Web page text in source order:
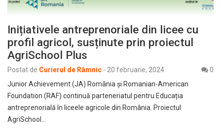
Inițiativele antreprenoriale din licee cu
profil agricol, susținute prin proiectul
AgriSchool Plus
Postat de Curierul de Râmnic - 20 februarie, 2024
0
Junior Achievement (JA) România și Romanian-American
Foundation (RAF) continuă parteneriatul pentru Educația
antreprenorială în liceele agricole din România. Proiectul
AgriSchool…